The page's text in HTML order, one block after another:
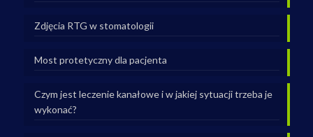
Zdjęcia RTG w stomatologii
Most protetyczny dla pacjenta
Czym jest leczenie kanałowe i w jakiej sytuacji trzeba je
wykonać?